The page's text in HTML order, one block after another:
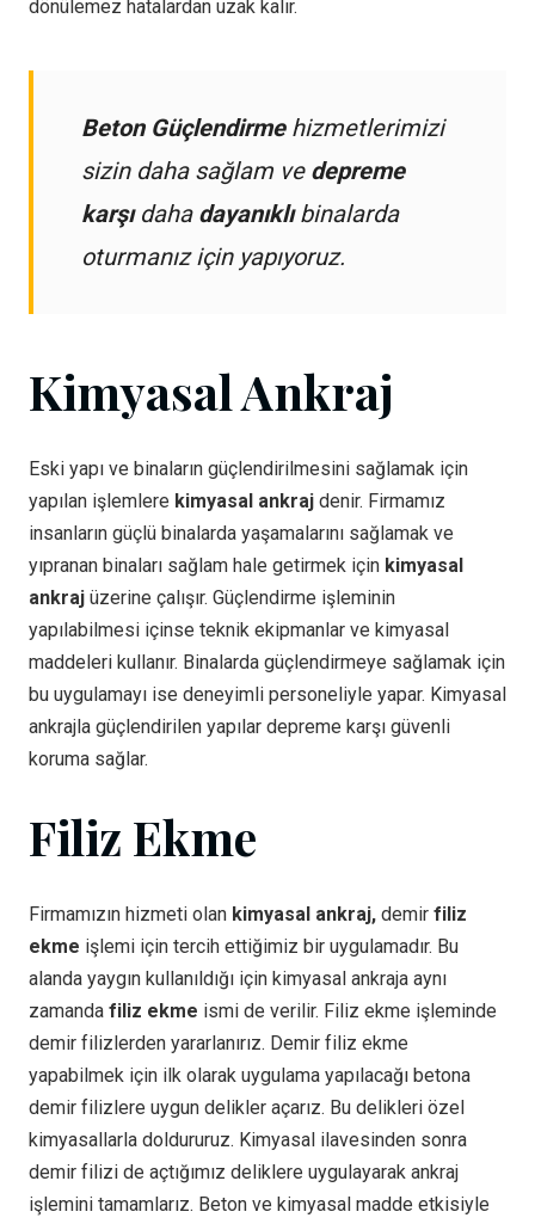
dönülemez hatalardan uzak kalır.
Beton Güçlendirmehizmetlerimizi
sizin daha sağlam ve depreme
karşıdaha dayanıklıbinalarda
oturmanız için yapıyoruz.
Kimyasal Ankraj
Eski yapı ve binaların güçlendirilmesini sağlamak için
yapılan işlemlere kimyasal ankraj denir. Firmamız
insanların güçlü binalarda yaşamalarını sağlamak ve
yıpranan binaları sağlam hale getirmek için kimyasal
ankraj üzerine çalışır. Güçlendirme işleminin
yapılabilmesi içinse teknik ekipmanlar ve kimyasal
maddeleri kullanır. Binalarda güçlendirmeye sağlamak için
bu uygulamayı ise deneyimli personeliyle yapar. Kimyasal
ankrajla güçlendirilen yapılar depreme karşı güvenli
koruma sağlar.
Filiz Ekme
Firmamızın hizmeti olan kimyasal ankraj, demir filiz
ekme işlemi için tercih ettiğimiz bir uygulamadır. Bu
alanda yaygın kullanıldığı için kimyasal ankraja aynı
zamanda filiz ekme ismi de verilir. Filiz ekme işleminde
demir filizlerden yararlanırız. Demir filiz ekme
yapabilmek için ilk olarak uygulama yapılacağı betona
demir filizlere uygun delikler açarız. Bu delikleri özel
kimyasallarla doldururuz. Kimyasal ilavesinden sonra
demir filizi de açtığımız deliklere uygulayarak ankraj
işlemini tamamlarız. Beton ve kimyasal madde etkisiyle